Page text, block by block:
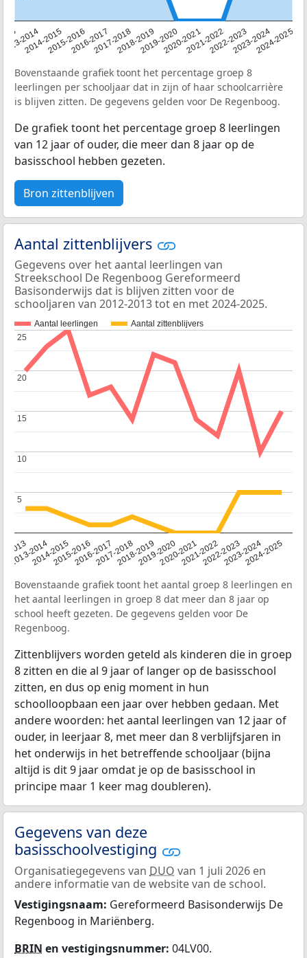
2013-20142014-20152015-20162016-20172017-20182018-20192019-20202020-20212021-20222022-20232023-20242024-2025
Bovenstaande grafiek toont het percentage groep 8
leerlingen per schooljaar dat in zijn of haar schoolcarrière
is blijven zitten. De gegevens gelden voor De Regenboog.
De grafiek toont het percentage groep 8 leerlingen
van 12 jaar of ouder, die meer dan 8 jaar op de
basisschool hebben gezeten.
Bron zittenblijven
Aantal zittenblijvers
Gegevens over het aantal leerlingen van
Streekschool De Regenboog Gereformeerd
Basisonderwijs dat is blijven zitten voor de
schooljaren van 2012-2013 tot en met 2024-2025.
Aantal leerlingen Aantal zittenblijvers
2013
2013-2014
2014-20152015-20162016-20172017-20182018-20192019-20202020-20212021-20222022-20232023-20242024-2025
5
5
10
10
15
15
20
20
25
25
Bovenstaande grafiek toont het aantal groep 8 leerlingen en
het aantal leerlingen in groep 8 dat meer dan 8 jaar op
school heeft gezeten. De gegevens gelden voor De
Regenboog.
Zittenblijvers worden geteld als kinderen die in groep
8 zitten en die al 9 jaar of langer op de basisschool
zitten, en dus op enig moment in hun
schoolloopbaan een jaar over hebben gedaan. Met
andere woorden: het aantal leerlingen van 12 jaar of
ouder, in leerjaar 8, met meer dan 8 verblijfsjaren in
het onderwijs in het betreffende schooljaar (bijna
altijd is dit 9 jaar omdat je op de basisschool in
principe maar 1 keer mag doubleren).
Gegevens van deze
basisschoolvestiging
Organisatiegegevens van DUO van 1 juli 2026 en
andere informatie van de website van de school.
Vestigingsnaam: Gereformeerd Basisonderwijs De
Regenboog in Mariënberg.
BRIN en vestigingsnummer: 04LV00.